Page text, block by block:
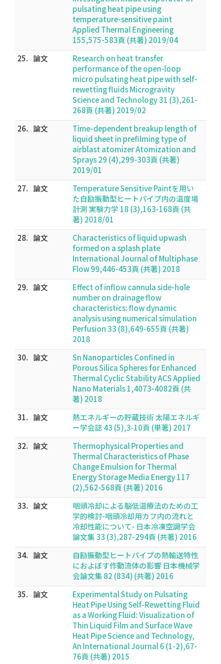
pulsating heat pipe using
temperature-sensitive paint
Applied Thermal Engineering
155,575-583頁 (共著) 2019/04
25. 論文
Research on heat transfer
performance of the open-loop
micro pulsating heat pipe with self-
rewetting fluids Microgravity
Science and Technology 31 (3),261-
268頁 (共著) 2019/02
26. 論文
Time-dependent breakup length of
liquid sheet in prefilming type of
airblast atomizer Atomization and
Sprays 29 (4),299-303頁 (共著)
2019/01
27. 論文
Temperature Sensitive Paintを用い
た自励振動型ヒートパイプ内の温度場
計測 実験力学 18 (3),163-168頁 (共
著) 2018/01
28. 論文
Characteristics of liquid upwash
formed on a splash plate
International Journal of Multiphase
Flow 99,446-453頁 (共著) 2018
29. 論文
Effect of inflow cannula side-hole
number on drainage flow
characteristics: flow dynamic
analysis using numerical simulation
Perfusion 33 (8),649-655頁 (共著)
2018
30. 論文
Sn Nanoparticles Confined in
Porous Silica Spheres for Enhanced
Thermal Cyclic Stability ACS Applied
Nano Materials 1,4073-4082頁 (共
著) 2018
31. 論文
熱エネルギーの貯蔵技術 太陽エネルギ
ー学会誌 43 (5),3-10頁 (単著) 2017
32. 論文
Thermophysical Properties and
Thermal Characteristics of Phase
Change Emulsion for Thermal
Energy Storage Media Energy 117
(2),562-568頁 (共著) 2016
33. 論文
咽頭冷却による脳低温療法のための工
学的検討-咽頭冷却用カフ内の流れと
冷却性能について- 日本冷凍空調学会
論文集 33 (3),287-294頁 (共著) 2016
34. 論文
自励振動型ヒートパイプの熱輸送特性
におよぼす作動流体の影響 日本機械学
会論文集 82 (834) (共著) 2016
35. 論文
Experimental Study on Pulsating
Heat Pipe Using Self-Rewetting Fluid
as a Working Fluid: Visualization of
Thin Liquid Film and Surface Wave
Heat Pipe Science and Technology,
An International Journal 6 (1-2),67-
76頁 (共著) 2015